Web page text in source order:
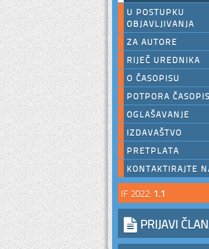
U POSTUPKU
OBJAVLJIVANJA
ZA AUTORE
RIJEČ UREDNIKA
O ČASOPISU
POTPORA
OGLAŠAVANJE
IZDAVAŠTVO
PRETPLATA
KONTAKTIRAJTE
IF 2022: 1.1
PRIJAVI